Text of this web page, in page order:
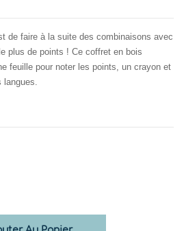
de faire à la suite des combinaisons avec
plus de points ! Ce coffret en bois
feuille pour noter les points, un crayon et
langues.